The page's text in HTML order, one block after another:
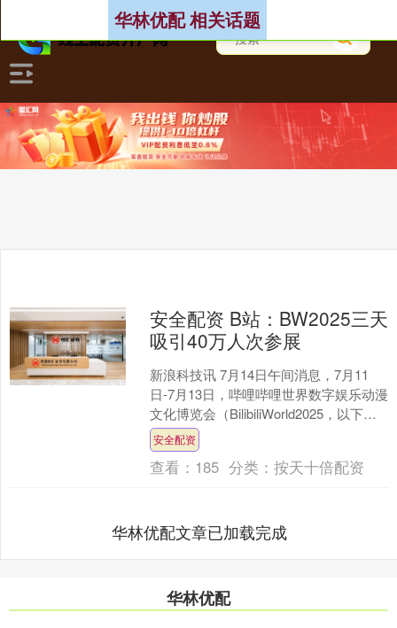
华林优配 相关话题
安全配资 B站：BW2025三天
吸引40万人次参展
新浪科技讯 7月14日午间消息，7月11
日-7月13日，哔哩哔哩世界数字娱乐动漫
文化博览会（BilibiliWorld2025，以下简
称“BW2025”）在上海....
安全配资
查看： 185 分类：按天十倍配资
华林优配文章已加载完成
华林优配